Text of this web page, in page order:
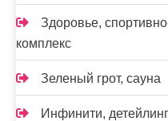
Здоровье,
комплекс
Зеленый грот, сауна
Инфинити,